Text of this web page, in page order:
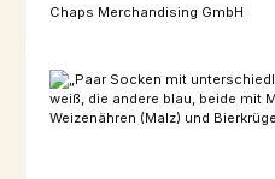
Chaps Merchandising GmbH
Bildergalerie überspringen